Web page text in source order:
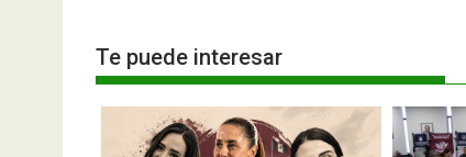
Te puede interesar